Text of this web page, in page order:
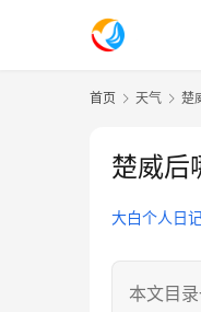
首页 天气 楚
楚威后
大白个人日
本文目